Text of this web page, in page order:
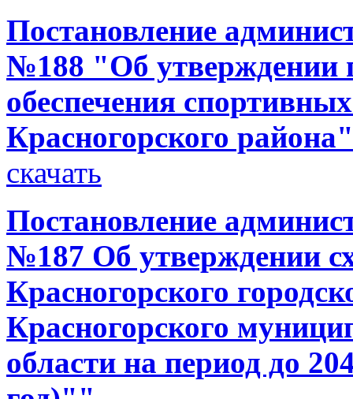
Постановление
№188 "Об утверждении
обеспечения
Красногорского района"
скачать
Постановление
№187 Об утверждении
Красногорского
Красногорского
области на период до